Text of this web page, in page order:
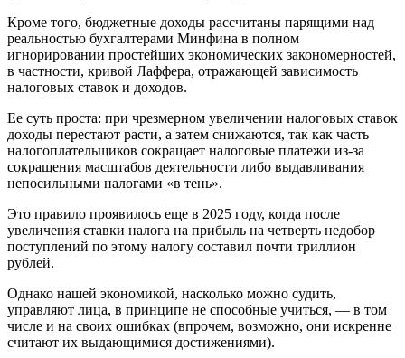
Кроме того, бюджетные доходы рассчитаны парящими над
реальностью бухгалтерами Минфина в полном
игнорировании простейших экономических закономерностей,
в частности, кривой Лаффера, отражающей зависимость
налоговых ставок и доходов.
Ее суть проста: при чрезмерном увеличении налоговых ставок
доходы перестают расти, а затем снижаются, так как часть
налогоплательщиков сокращает налоговые платежи из-за
сокращения масштабов деятельности либо выдавливания
непосильными налогами «в тень».
Это правило проявилось еще в 2025 году, когда после
увеличения ставки налога на прибыль на четверть недобор
поступлений по этому налогу составил почти триллион
рублей.
Однако нашей экономикой, насколько можно судить,
управляют лица, в принципе не способные учиться, — в том
числе и на своих ошибках (впрочем, возможно, они искренне
считают их выдающимися достижениями).